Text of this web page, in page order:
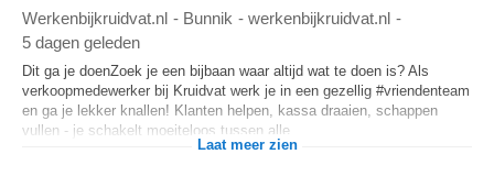
Werkenbijkruidvat.nl - Bunnik - werkenbijkruidvat.nl -
5 dagen geleden
Dit ga je doenZoek je een bijbaan waar altijd wat te doen is? Als
verkoopmedewerker bij Kruidvat werk je in een gezellig #vriendenteam
en ga je lekker knallen! Klanten helpen, kassa draaien, schappen
vullen - je schakelt moeiteloos tussen alle...
Laat meer zien